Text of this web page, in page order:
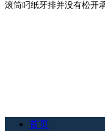
滚筒叼纸牙排并没有松开
从以上原理可知，相比
首页